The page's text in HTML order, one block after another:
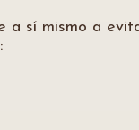
a sí mismo a